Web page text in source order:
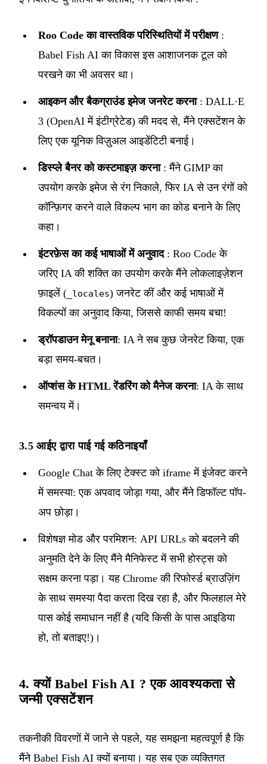
Roo Code का वास्तविक परिस्थितियों में परीक्षण:
Babel Fish AI का विकास इस आशाजनक टूल को
परखने का भी अवसर था।
आइकन और बैकग्राउंड इमेज जनरेट करना: DALL·E
3 (OpenAI में इंटीग्रेटेड) की मदद से, मैंने एक्सटेंशन के
लिए एक यूनिक विज़ुअल आइडेंटिटी बनाई।
डिस्प्ले बैनर को कस्टमाइज़ करना: मैंने GIMP का
उपयोग करके इमेज से रंग निकाले, फिर IA से उन रंगों को
कॉन्फ़िगर करने वाले विकल्प भाग का कोड बनाने के लिए
कहा।
इंटरफ़ेस का कई भाषाओं में अनुवाद: Roo Code के
जरिए IA की शक्ति का उपयोग करके मैंने लोकलाइज़ेशन
फ़ाइलें ( _locales) जनरेट कीं और कई भाषाओं में
विकल्पों का अनुवाद किया, जिससे काफी समय बचा!
ड्रॉपडाउन मेनू बनाना: IA ने सब कुछ जेनरेट किया, एक
बड़ा समय-बचत।
ऑप्शंस के HTML रेंडरिंग को मैनेज करना: IA के साथ
समन्वय में।
3.5 आईए द्वारा पाई गई कठिनाइयाँ
Google Chat के लिए टेक्स्ट को iframe में इंजेक्ट करने
में समस्या: एक अपवाद जोड़ा गया, और मैंने डिफॉल्ट पॉप-
अप छोड़ा।
विशेषज्ञ मोड और परमिशन: API URLs को बदलने की
अनुमति देने के लिए मैंने मैनिफेस्ट में सभी होस्ट्स को
सक्षम करना पड़ा। यह Chrome की रिफोर्स्ड ब्राउज़िंग
के साथ समस्या पैदा करता दिख रहा है, और फिलहाल मेरे
पास कोई समाधान नहीं है (यदि किसी के पास आइडिया
हो, तो बताइए!)।
4. क्यों Babel Fish AI ? एक आवश्यकता से
जन्मी एक्सटेंशन
तकनीकी विवरणों में जाने से पहले, यह समझना महत्वपूर्ण है कि
मैंने Babel Fish AI क्यों बनाया। यह सब एक व्यक्तिगत